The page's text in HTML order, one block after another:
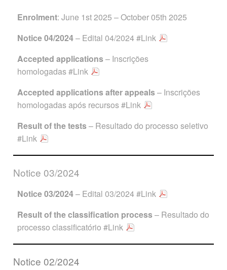
Enrolment: June 1st 2025 – October 05th 2025
Notice 04/2024– Edital 04/2024#Link
Accepted applications– Inscrições
homologadas#Link
Accepted applications afterappeals– Inscrições
homologadas após recursos#Link
Result of the tests– Resultado do processo seletivo
#Link
Notice 03/2024
Notice 03/2024– Edital 03/2024#Link
Result of the classification process– Resultado do
processo classificatório #Link
Notice 02/2024